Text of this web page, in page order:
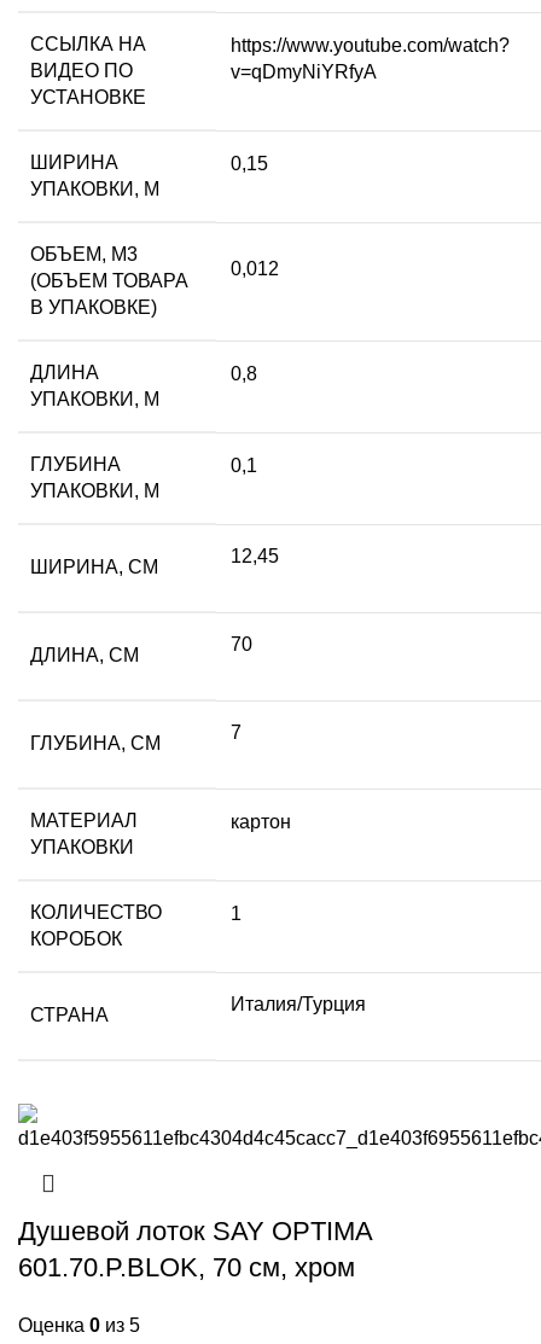
ССЫЛКА НА
ВИДЕО ПО
УСТАНОВКЕ
https://www.youtube.com/watch?
v=qDmyNiYRfyA
ШИРИНА
УПАКОВКИ, М
0,15
ОБЪЕМ, М3
(ОБЪЕМ ТОВАРА
В УПАКОВКЕ)
0,012
ДЛИНА
УПАКОВКИ, М
0,8
ГЛУБИНА
УПАКОВКИ, М
0,1
ШИРИНА, СМ
12,45
ДЛИНА, СМ
70
ГЛУБИНА, СМ
7
МАТЕРИАЛ
УПАКОВКИ
картон
КОЛИЧЕСТВО
КОРОБОК
1
СТРАНА
Италия/Турция
Душевой лоток SAY OPTIMA
601.70.P.BLOK, 70 см, хром
Оценка 0 из 5